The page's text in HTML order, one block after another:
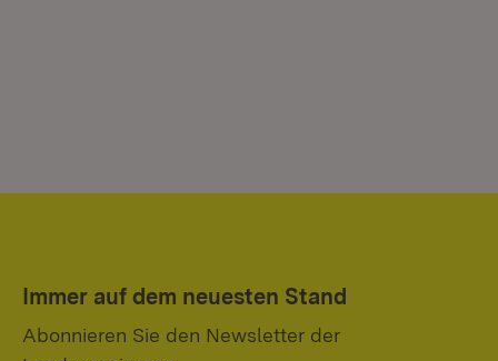
Immer auf dem neuesten Stand
Abonnieren Sie den Newsletter der